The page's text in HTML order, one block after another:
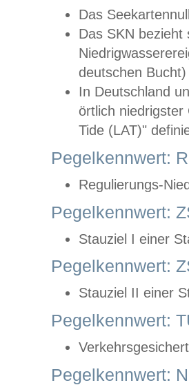
Das
Das SKN
deutschen
In Deutschland
örtlich
Tide (LAT)"
Pegelkennwert:
Regulierungs-
Pegelkennwert:
Stauziel I einer
Pegelkennwert:
Stauziel II einer
Pegelkennwert:
Pegelkennwert: